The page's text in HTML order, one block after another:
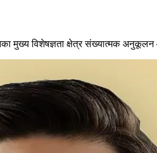
मुख्य विशेषज्ञता क्षेत्र संख्यात्मक